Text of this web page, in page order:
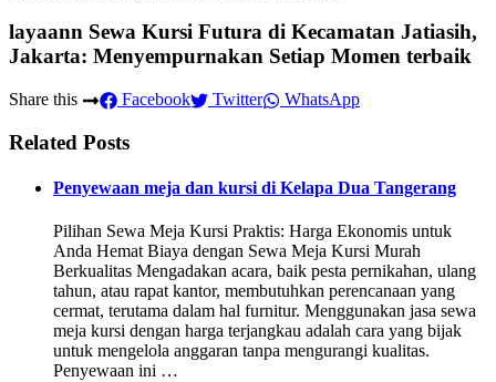
layaann Sewa Kursi Futura di Kecamatan Jatiasih,
Jakarta: Menyempurnakan Setiap Momen terbaik
Share this Facebook Twitter WhatsApp
Related Posts
Penyewaan meja dan kursi di Kelapa Dua Tangerang
Pilihan Sewa Meja Kursi Praktis: Harga Ekonomis untuk
Anda Hemat Biaya dengan Sewa Meja Kursi Murah
Berkualitas Mengadakan acara, baik pesta pernikahan, ulang
tahun, atau rapat kantor, membutuhkan perencanaan yang
cermat, terutama dalam hal furnitur. Menggunakan jasa sewa
meja kursi dengan harga terjangkau adalah cara yang bijak
untuk mengelola anggaran tanpa mengurangi kualitas.
Penyewaan ini …